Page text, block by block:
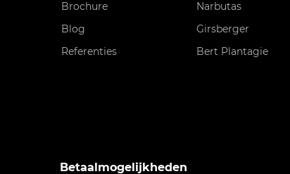
Brochure
Narbutas
Blog
Girsberger
Referenties
Bert Plantagie
Betaalmogelijkheden